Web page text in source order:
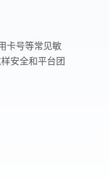
卡号等常见敏
安全和平台团